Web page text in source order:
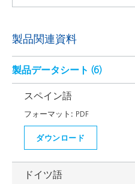
製品関連資料
製品データシート (6)
スペイン語
フォーマット: PDF
ダウンロード
ドイツ語